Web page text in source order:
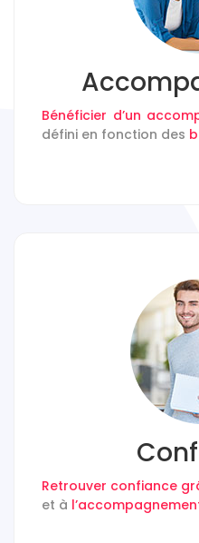
Bénéficier d’un
défini en fonction des
Retrouver confiance
et à